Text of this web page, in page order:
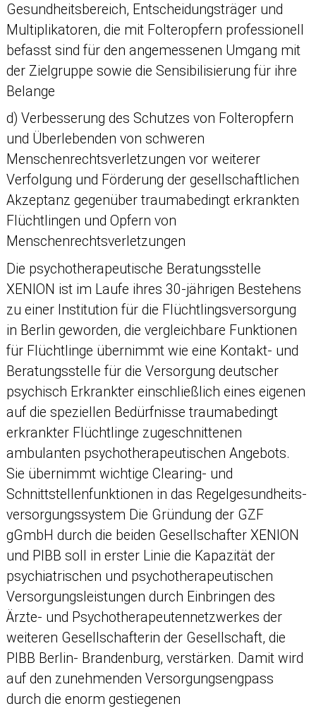
Gesundheitsbereich, Entscheidungsträger und
Multiplikatoren, die mit Folteropfern professionell
befasst sind für den angemessenen Umgang mit
der Zielgruppe sowie die Sensibilisierung für ihre
Belange
d) Verbesserung des Schutzes von Folteropfern
und Überlebenden von schweren
Menschenrechtsverletzungen vor weiterer
Verfolgung und Förderung der gesellschaftlichen
Akzeptanz gegenüber traumabedingt erkrankten
Flüchtlingen und Opfern von
Menschenrechtsverletzungen
Die psychotherapeutische Beratungsstelle
XENION ist im Laufe ihres 30-jährigen Bestehens
zu einer Institution für die Flüchtlingsversorgung
in Berlin geworden, die vergleichbare Funktionen
für Flüchtlinge übernimmt wie eine Kontakt- und
Beratungsstelle für die Versorgung deutscher
psychisch Erkrankter einschließlich eines eigenen
auf die speziellen Bedürfnisse traumabedingt
erkrankter Flüchtlinge zugeschnittenen
ambulanten psychotherapeutischen Angebots.
Sie übernimmt wichtige Clearing- und
Schnittstellenfunktionen in das Regelgesundheits-
versorgungssystem Die Gründung der GZF
gGmbH durch die beiden Gesellschafter XENION
und PIBB soll in erster Linie die Kapazität der
psychiatrischen und psychotherapeutischen
Versorgungsleistungen durch Einbringen des
Ärzte- und Psychotherapeutennetzwerkes der
weiteren Gesellschafterin der Gesellschaft, die
PIBB Berlin- Brandenburg, verstärken. Damit wird
auf den zunehmenden Versorgungsengpass
durch die enorm gestiegenen